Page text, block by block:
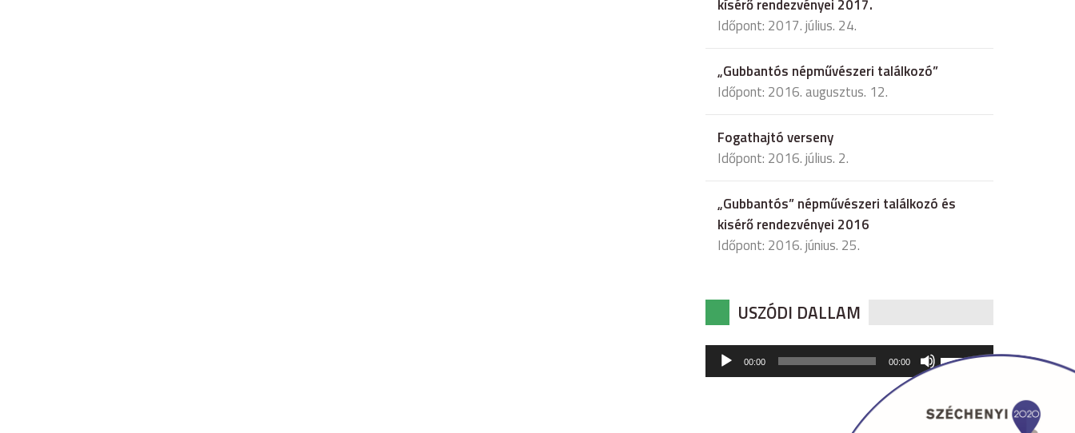
kísérő rendezvényei 2017.
Időpont: 2017. július. 24.
„Gubbantós népművészeri találkozó”
Időpont: 2016. augusztus. 12.
Fogathajtó verseny
Időpont: 2016. július. 2.
„Gubbantós” népművészeri találkozó és
kisérő rendezvényei 2016
Időpont: 2016. június. 25.
USZÓDI DALLAM
Audió
lejátszó
00:00 00:00
hangerő
csökkentéséhez